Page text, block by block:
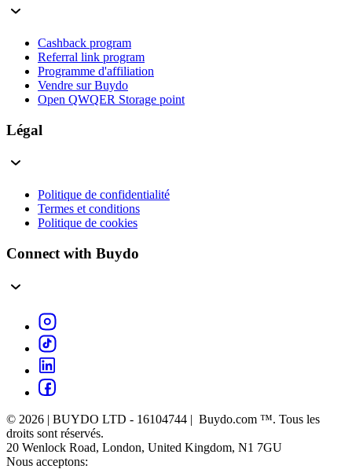
Cashback program
Referral link program
Programme d'affiliation
Vendre sur Buydo
Open QWQER Storage point
Légal
Politique de confidentialité
Termes et conditions
Politique de cookies
Connect with Buydo
© 2026 | BUYDO LTD - 16104744 | Buydo.com ™. Tous les
droits sont réservés.
20 Wenlock Road, London, United Kingdom, N1 7GU
Nous acceptons: